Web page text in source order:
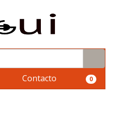
Contacto 0